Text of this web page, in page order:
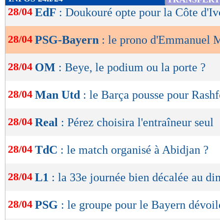
de
OK
28/04 EdF : Doukouré opte pour la Côte
28/04 PSG-Bayern : le prono d'Emmanuel
28/04 OM : Beye, le podium ou la porte ?
28/04 Man Utd : le Barça pousse pour
28/04 Real : Pérez choisira l'entraîneur seul
28/04 TdC : le match organisé à Abidjan ?
28/04 L1 : la 33e journée bien décalée au
28/04 PSG : le groupe pour le Bayern